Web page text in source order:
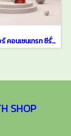
ไฮยา ซุปเปอร์ คอนเซนเทรท ซีรั่ม HYA Super Concentrate Serum
SHOP